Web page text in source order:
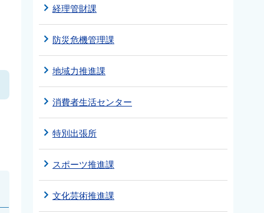
経理管財課
防災危機管理課
地域力推進課
消費者生活センター
特別出張所
スポーツ推進課
文化芸術推進課